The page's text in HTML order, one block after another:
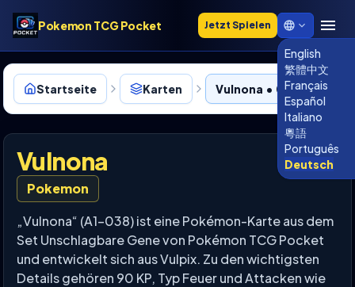
Pokemon TCG Pocket Jetzt Spielen
English
繁體中文
Français
Español
Italiano
粵語
Português
Deutsch
Startseite Karten Vulnona • 038
Vulnona
Pokemon
„Vulnona“ (A1-038) ist eine Pokémon-Karte aus dem
Set Unschlagbare Gene von Pokémon TCG Pocket
und entwickelt sich aus Vulpix. Zu den wichtigsten
Details gehören 90 KP, Typ Feuer und Attacken wie